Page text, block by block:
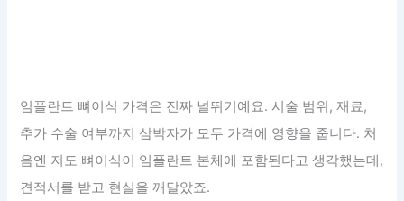
임플란트 뼈이식 가격은 진짜 널뛰기예요. 시술 범위, 재료,
추가 수술 여부까지 삼박자가 모두 가격에 영향을 줍니다. 처
음엔 저도 뼈이식이 임플란트 본체에 포함된다고 생각했는데,
견적서를 받고 현실을 깨달았죠.